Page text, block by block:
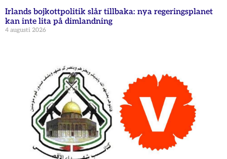
Irlands bojkottpolitik slår tillbaka: nya regeringsplanet
kan inte lita på dimlandning
4 augusti 2026